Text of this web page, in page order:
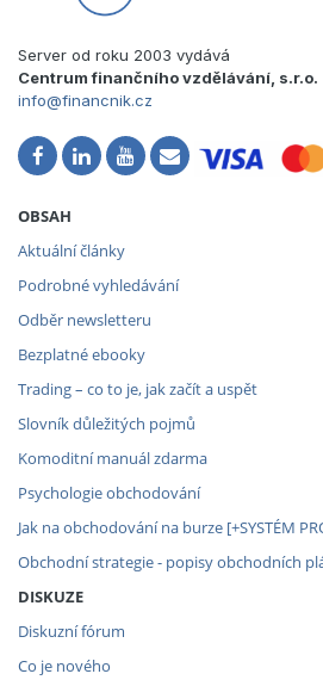
Server od roku 2003 vydává
Centrum finančního vzdělávání, s.r.o.
info@financnik.cz
OBSAH
Aktuální články
Podrobné vyhledávání
Odběr newsletteru
Bezplatné ebooky
Trading – co to je, jak začít a uspět
Slovník důležitých pojmů
Komoditní manuál zdarma
Psychologie obchodování
Jak na obchodování na burze [+SYSTÉM
Obchodní strategie - popisy obchodních
DISKUZE
Diskuzní fórum
Co je nového